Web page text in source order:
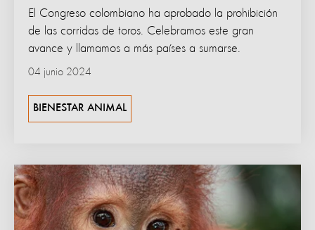
El Congreso colombiano ha aprobado la prohibición
de las corridas de toros. Celebramos este gran
avance y llamamos a más países a sumarse.
04 junio 2024
BIENESTAR ANIMAL